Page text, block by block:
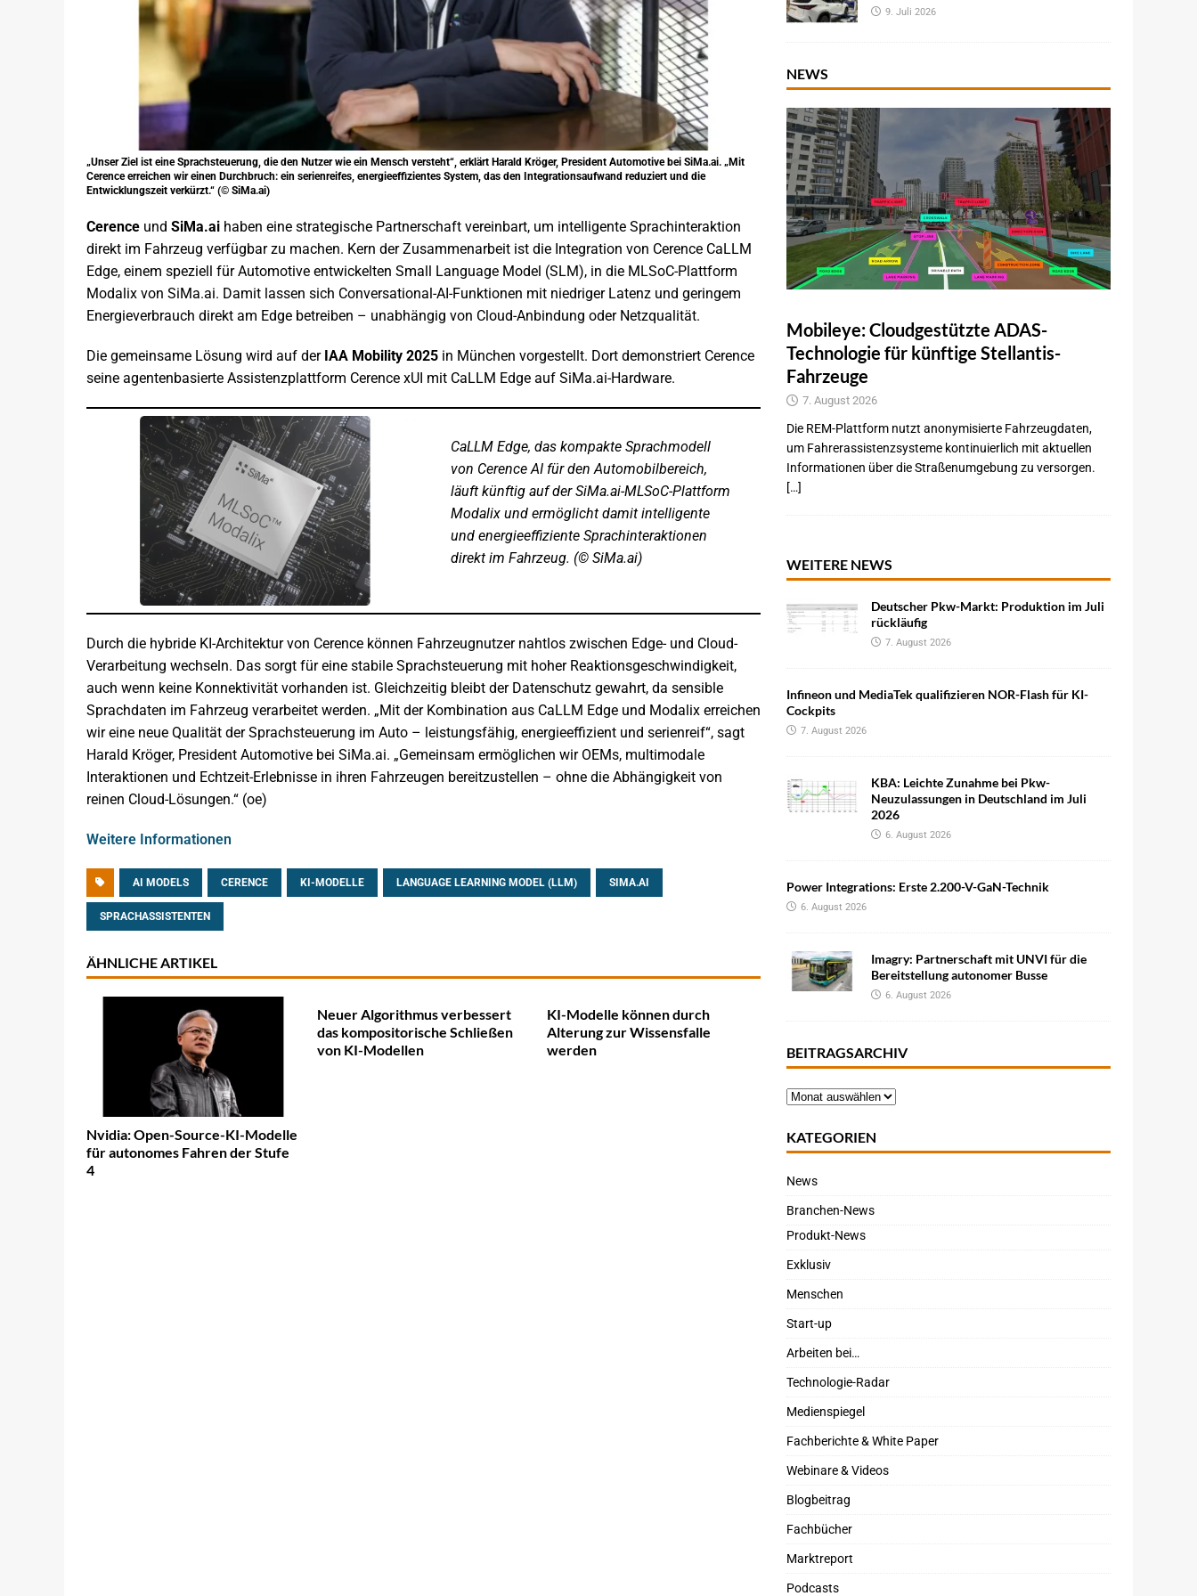
„Unser Ziel ist eine Sprachsteuerung, die den Nutzer wie ein Mensch versteht“, erklärt Harald Kröger, President Automotive bei SiMa.ai. „Mit
Cerence erreichen wir einen Durchbruch: ein serienreifes, energieeffizientes System, das den Integrationsaufwand reduziert und die
Entwicklungszeit verkürzt.“ (© SiMa.ai)
Cerence und SiMa.ai haben eine strategische Partnerschaft vereinbart, um intelligente Sprachinteraktion
direkt im Fahrzeug verfügbar zu machen. Kern der Zusammenarbeit ist die Integration von Cerence CaLLM
Edge, einem speziell für Automotive entwickelten Small Language Model (SLM), in die MLSoC-Plattform
Modalix von SiMa.ai. Damit lassen sich Conversational-AI-Funktionen mit niedriger Latenz und geringem
Energieverbrauch direkt am Edge betreiben – unabhängig von Cloud-Anbindung oder Netzqualität.
Die gemeinsame Lösung wird auf der IAA Mobility 2025 in München vorgestellt. Dort demonstriert Cerence
seine agentenbasierte Assistenzplattform Cerence xUI mit CaLLM Edge auf SiMa.ai-Hardware.
CaLLM Edge, das kompakte Sprachmodell
von Cerence AI für den Automobilbereich,
läuft künftig auf der SiMa.ai-MLSoC-Plattform
Modalix und ermöglicht damit intelligente
und energieeffiziente Sprachinteraktionen
direkt im Fahrzeug. (© SiMa.ai)
Durch die hybride KI-Architektur von Cerence können Fahrzeugnutzer nahtlos zwischen Edge- und Cloud-
Verarbeitung wechseln. Das sorgt für eine stabile Sprachsteuerung mit hoher Reaktionsgeschwindigkeit,
auch wenn keine Konnektivität vorhanden ist. Gleichzeitig bleibt der Datenschutz gewahrt, da sensible
Sprachdaten im Fahrzeug verarbeitet werden. „Mit der Kombination aus CaLLM Edge und Modalix erreichen
wir eine neue Qualität der Sprachsteuerung im Auto – leistungsfähig, energieeffizient und serienreif“, sagt
Harald Kröger, President Automotive bei SiMa.ai. „Gemeinsam ermöglichen wir OEMs, multimodale
Interaktionen und Echtzeit-Erlebnisse in ihren Fahrzeugen bereitzustellen – ohne die Abhängigkeit von
reinen Cloud-Lösungen.“ (oe)
Weitere Informationen
AI MODELS CERENCE KI-MODELLE LANGUAGE LEARNING MODEL (LLM) SIMA.AI
SPRACHASSISTENTEN
ÄHNLICHE ARTIKEL
Nvidia: Open-Source-KI-Modelle
für autonomes Fahren der Stufe
4
Neuer Algorithmus verbessert
das kompositorische Schließen
von KI-Modellen
KI-Modelle können durch
Alterung zur Wissensfalle
werden
9. Juli 2026
NEWS
Mobileye: Cloudgestützte ADAS-
Technologie für künftige Stellantis-
Fahrzeuge
7. August 2026
Die REM-Plattform nutzt anonymisierte Fahrzeugdaten,
um Fahrerassistenzsysteme kontinuierlich mit aktuellen
Informationen über die Straßenumgebung zu versorgen.
[…]
WEITERE NEWS
Deutscher Pkw-Markt: Produktion im Juli
rückläufig
7. August 2026
Infineon und MediaTek qualifizieren NOR-Flash für KI-
Cockpits
7. August 2026
KBA: Leichte Zunahme bei Pkw-
Neuzulassungen in Deutschland im Juli
2026
6. August 2026
Power Integrations: Erste 2.200-V-GaN-Technik
6. August 2026
Imagry: Partnerschaft mit UNVI für die
Bereitstellung autonomer Busse
6. August 2026
BEITRAGSARCHIV
KATEGORIEN
News
Branchen-News
Produkt-News
Exklusiv
Menschen
Start-up
Arbeiten bei…
Technologie-Radar
Medienspiegel
Fachberichte & White Paper
Webinare & Videos
Blogbeitrag
Fachbücher
Marktreport
Podcasts